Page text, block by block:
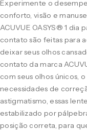
Experimente o
conforto, visão e
ACUVUE OASYS® 1 dia
contato são feitas para
deixar seus olhos
contato da marca
com seus olhos únicos,
necessidades de
astigmatismo, essas
estabilizado por
posição correta, para